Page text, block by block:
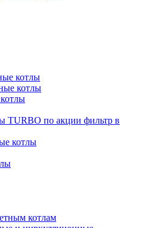
котлы
котлы
TURBO по акции фильтр в
котлы
котлам